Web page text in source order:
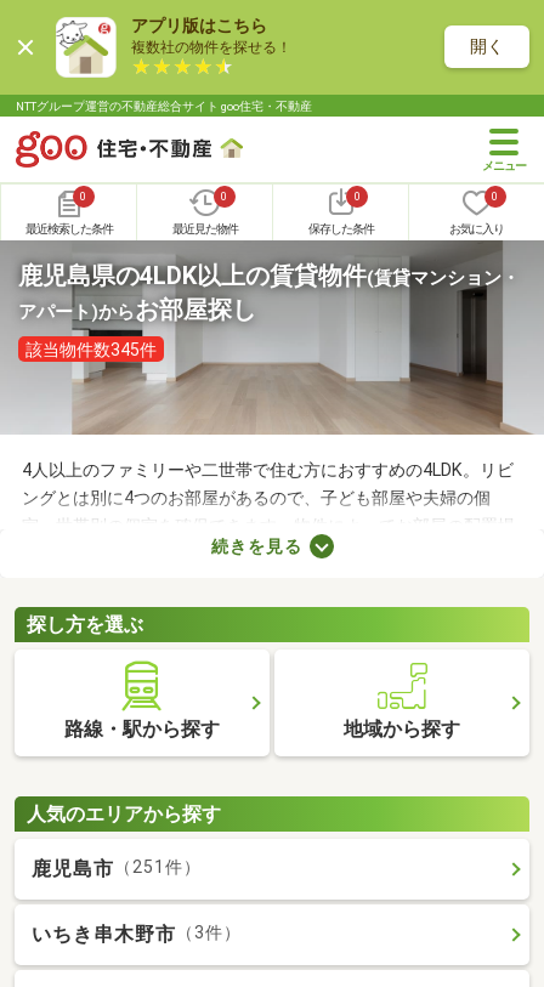
アプリ版はこちら
複数社の物件を探せる！ 開く
NTTグループ運営の不動産総合サイト goo住宅・不動産
0
最近検索した条件
0
最近見た物件
0
保存した条件
0
お気に入り
鹿児島県の4LDK以上の賃貸物件(賃貸マンション・
アパート)からお部屋探し
該当物件数345件
4人以上のファミリーや二世帯で住む方におすすめの4LDK。リビ
ングとは別に4つのお部屋があるので、子ども部屋や夫婦の個
室、世帯別の個室を確保できます。物件によってお部屋の配置場
所が異なるので、内見前に間取りをチェックすることがおすすめ
します。
続きを見る
探し方を選ぶ
路線・駅から探す 地域から探す
人気のエリアから探す
鹿児島市 （251件）
いちき串木野市 （3件）